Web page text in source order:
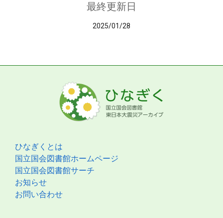
最終更新日
2025/01/28
ひなぎくとは
国立国会図書館ホームページ
国立国会図書館サーチ
お知らせ
お問い合わせ